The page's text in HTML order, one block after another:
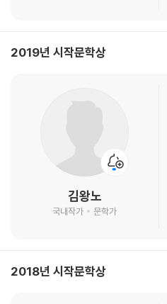
2019년 시작문학상
김왕노
국내작가 문학가
2018년 시작문학상